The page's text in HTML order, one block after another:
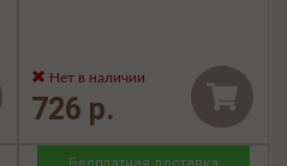
Нет в наличии
726 р.